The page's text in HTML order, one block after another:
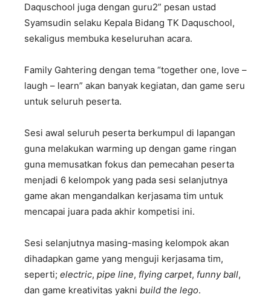
Daquschool juga dengan guru2” pesan ustad
Syamsudin selaku Kepala Bidang TK Daquschool,
sekaligus membuka keseluruhan acara.
Family Gahtering dengan tema “together one, love –
laugh – learn” akan banyak kegiatan, dan game seru
untuk seluruh peserta.
Sesi awal seluruh peserta berkumpul di lapangan
guna melakukan warming up dengan game ringan
guna memusatkan fokus dan pemecahan peserta
menjadi 6 kelompok yang pada sesi selanjutnya
game akan mengandalkan kerjasama tim untuk
mencapai juara pada akhir kompetisi ini.
Sesi selanjutnya masing-masing kelompok akan
dihadapkan game yang menguji kerjasama tim,
seperti; electric, pipe line, flying carpet, funny ball,
dan game kreativitas yakni build the lego.